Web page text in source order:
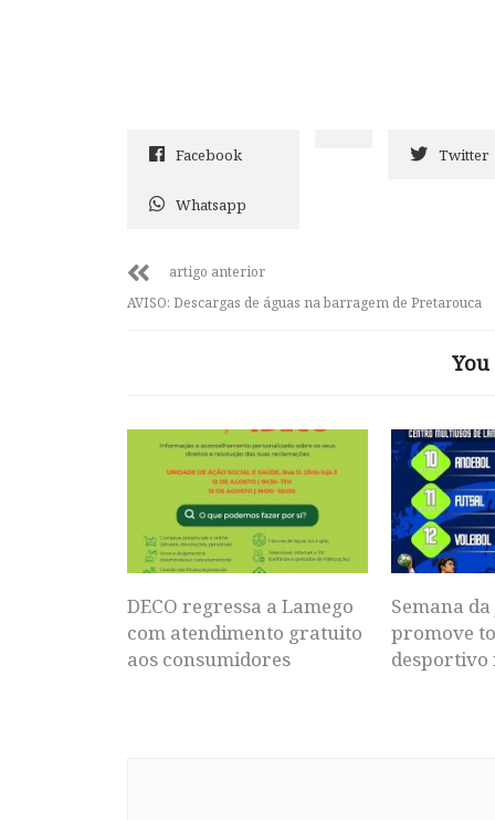
Facebook Twitter
Whatsapp
artigo anterior
AVISO: Descargas de águas na barragem de Pretarouca
DECO regressa a Lamego
com atendimento gratuito
aos consumidores
Semana
promove